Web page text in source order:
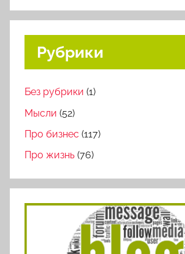
Рубрики
Без рубрики (1)
Мысли (52)
Про бизнес (117)
Про жизнь (76)